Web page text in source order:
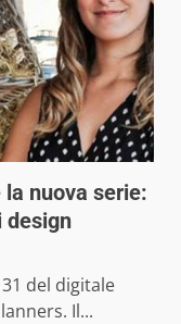
nuova serie:
design
del digitale
Il...